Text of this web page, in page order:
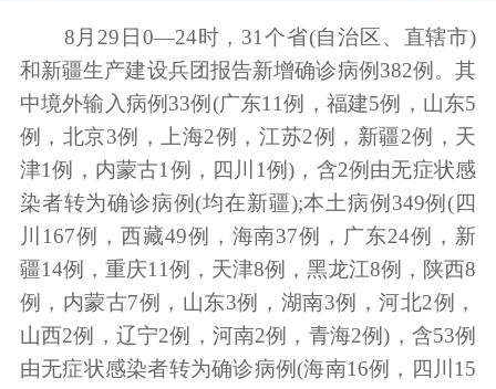
8月29日0—24时，31个省(自治区、直辖市)
和新疆生产建设兵团报告新增确诊病例382例。其
中境外输入病例33例(广东11例，福建5例，山东5
例，北京3例，上海2例，江苏2例，新疆2例，天
津1例，内蒙古1例，四川1例)，含2例由无症状感
染者转为确诊病例(均在新疆);本土病例349例(四
川167例，西藏49例，海南37例，广东24例，新
疆14例，重庆11例，天津8例，黑龙江8例，陕西8
例，内蒙古7例，山东3例，湖南3例，河北2例，
山西2例，辽宁2例，河南2例，青海2例)，含53例
由无症状感染者转为确诊病例(海南16例，四川15